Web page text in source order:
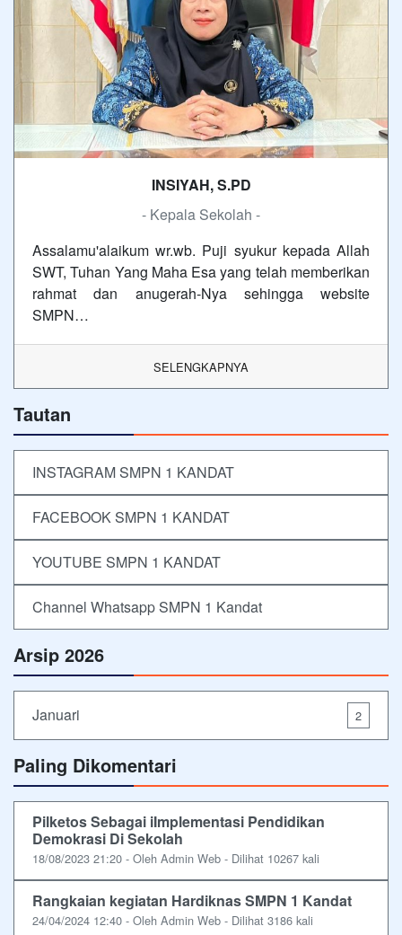
INSIYAH, S.PD
- Kepala Sekolah -
Assalamu'alaikum wr.wb. Puji syukur kepada Allah
SWT, Tuhan Yang Maha Esa yang telah memberikan
rahmat dan anugerah-Nya sehingga website
SMPN…
SELENGKAPNYA
Tautan
INSTAGRAM SMPN 1 KANDAT
FACEBOOK SMPN 1 KANDAT
YOUTUBE SMPN 1 KANDAT
Channel Whatsapp SMPN 1 Kandat
Arsip 2026
Januari 2
Paling Dikomentari
Pilketos Sebagai iImplementasi Pendidikan
Demokrasi Di Sekolah
18/08/2023 21:20 - Oleh Admin Web - Dilihat 10267 kali
Rangkaian kegiatan Hardiknas SMPN 1 Kandat
24/04/2024 12:40 - Oleh Admin Web - Dilihat 3186 kali